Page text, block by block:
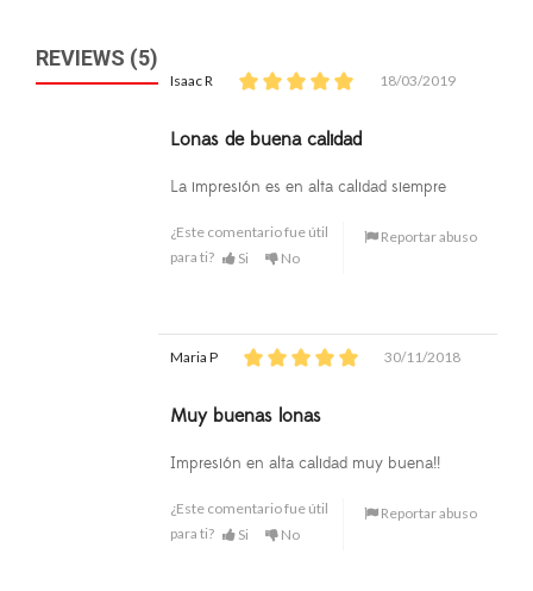
REVIEWS (5)
Isaac R 18/03/2019
Lonas de buena calidad
La impresión es en alta calidad siempre
¿Este comentario fue útil
para ti?
Si No
Reportar abuso
Maria P 30/11/2018
Muy buenas lonas
Impresión en alta calidad muy buena!!
¿Este comentario fue útil
para ti?
Si No
Reportar abuso